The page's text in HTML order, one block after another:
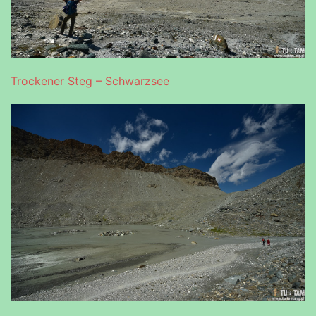
Trockener Steg – Schwarzsee